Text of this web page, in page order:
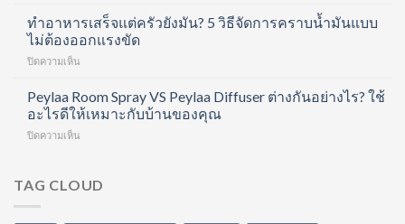
ข้อ
และ
หนึ่ง
เดียว
ด้วย
Hair
Routine
ทำได้
เอง
8
ชั่วโมง
แต่
ตื่น
มา
สดชื่น
ทำอาหารเสร็จแต่ครัวยังมัน? 5 วิธีจัดการคราบน้ำมันแบบ
ไม่ต้องออกแรงขัด
ปิดความเห็น
เสร็จ
แต่
ครัว
5
Peylaa Room Spray VS Peylaa Diffuser ต่างกันอย่างไร? ใช้
อะไรดีให้เหมาะกับบ้านของคุณ
ปิดความเห็น
Spray
TAG CLOUD